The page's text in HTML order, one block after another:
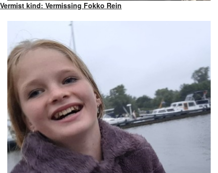
Vermist kind: Vermissing Fokko Rein